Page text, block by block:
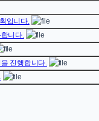
입니다.
니다.
진행합니다.